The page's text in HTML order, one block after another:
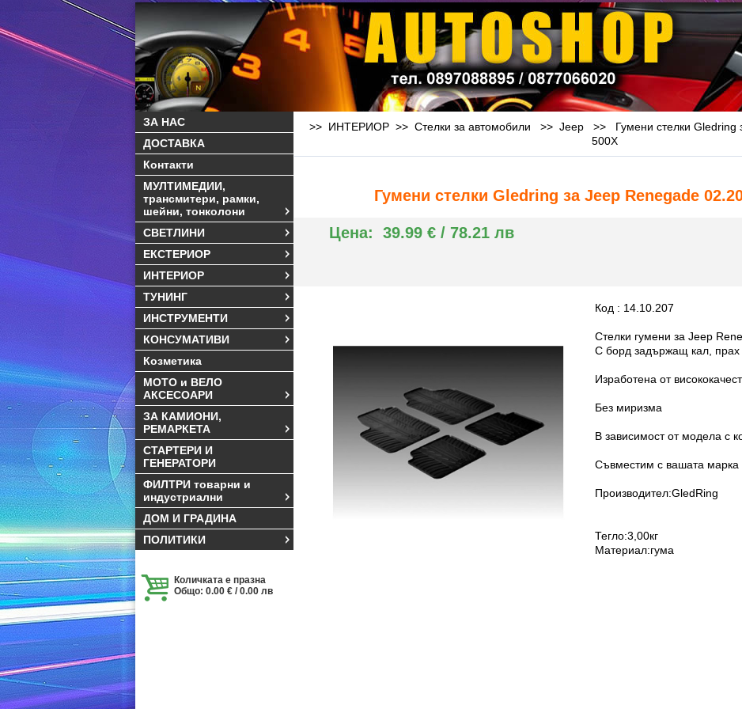
ЗА НАС
ДОСТАВКА
Контакти
МУЛТИМЕДИИ,
трансмитери, рамки,
шейни, тонколони
СВЕТЛИНИ
ЕКСТЕРИОР
ИНТЕРИОР
ТУНИНГ
ИНСТРУМЕНТИ
КОНСУМАТИВИ
Козметика
МОТО и ВЕЛО
АКСЕСОАРИ
ЗА КАМИОНИ,
РЕМАРКЕТА
СТАРТЕРИ И
ГЕНЕРАТОРИ
ФИЛТРИ товарни и
индустриални
ДОМ И ГРАДИНА
ПОЛИТИКИ
Количката е празна
Общо: 0.00 € / 0.00 лв
>> ИНТЕРИОР >> Стелки за автомобили >> Jeep >> Гумени стелки
500X
Гумени стелки Gledring за Jeep Renegade
Цена: 39.99 € / 78.21 лв
Код : 14.10.207
Стелки гумени за Jeep
С борд задържащ кал, прах
Изработена от
Без миризма
В зависимост от модела с
Съвместим с вашата марка
Производител:GledRing
Тегло:3,00кг
Материал:гума